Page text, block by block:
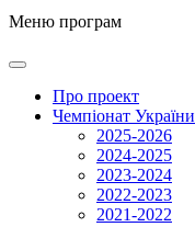
Меню програм
Про проект
Чемпіонат України
2025-2026
2024-2025
2023-2024
2022-2023
2021-2022